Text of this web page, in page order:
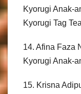
Kyorugi Anak-
Kyorugi Tag
14. Afina Faza
Kyorugi Anak-
15. Krisna